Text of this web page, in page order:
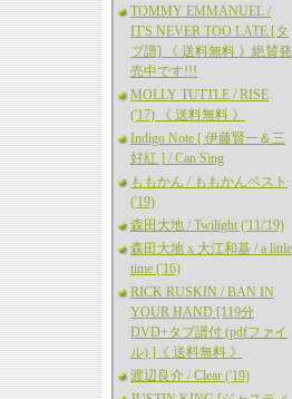
TOMMY EMMANUEL /
IT'S NEVER TOO LATE [タ
ブ譜] 《 送料無料 》絶賛発
売中です!!!
MOLLY TUTTLE / RISE
('17) 《 送料無料 》
Indigo Note [ 伊藤賢一＆三
好紅 ] / Can Sing
ももかん / ももかんベスト
('19)
森田大地 / Twilight ('11/'19)
森田大地 x 大江和基 / a little
time ('16)
RICK RUSKIN / BAN IN
YOUR HAND [119分
DVD+タブ譜付 (pdfファイ
ル) ]《 送料無料 》
渡辺良介 / Clear ('19)